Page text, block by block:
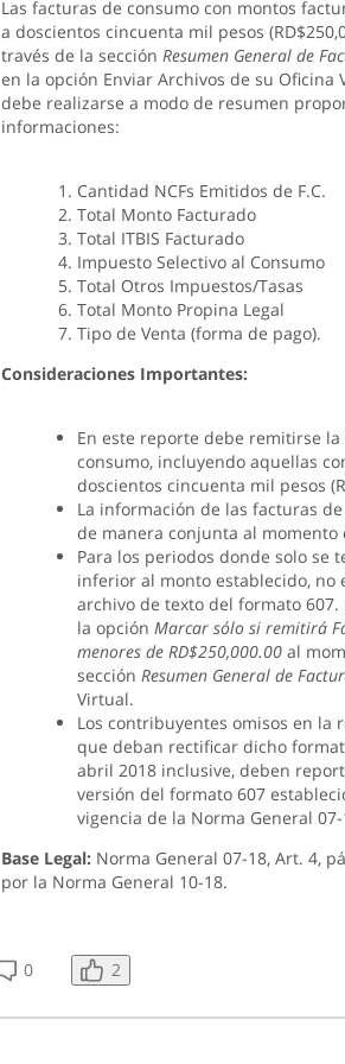
Las facturas de consumo con montos
a doscientos cincuenta mil pesos
través de la sección Resumen General de
en la opción Enviar Archivos de su Oficina
debe realizarse a modo de resumen
informaciones:
Cantidad NCFs Emitidos de F.C.
Total Monto Facturado
Total ITBIS Facturado
Impuesto Selectivo al Consumo
Total Otros Impuestos/Tasas
Total Monto Propina Legal
Tipo de Venta (forma de pago).
Consideraciones Importantes:
En este reporte debe remitirse
consumo, incluyendo aquellas
doscientos cincuenta mil pesos
La información de las facturas
de manera conjunta al
Para los periodos donde solo se
inferior al monto establecido, no
archivo de texto del formato 607.
la opción Marcar sólo si remitirá
menores de RD$250,000.00 al
sección Resumen General de
Virtual.
Los contribuyentes omisos en la
que deban rectificar dicho
abril 2018 inclusive, deben
versión del formato 607
vigencia de la Norma General 07-
Base Legal: Norma General 07-18, Art. 4,
por la Norma General 10-18.
0 2